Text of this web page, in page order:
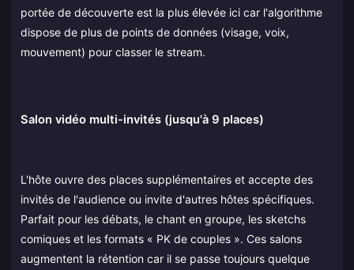
portée de découverte est la plus élevée ici car l'algorithme
dispose de plus de points de données (visage, voix,
mouvement) pour classer le stream.
Salon vidéo multi-invités (jusqu'à 9 places)
L'hôte ouvre des places supplémentaires et accepte des
invités de l'audience ou invite d'autres hôtes spécifiques.
Parfait pour les débats, le chant en groupe, les sketchs
comiques et les formats « PK de couples ». Ces salons
augmentent la rétention car il se passe toujours quelque